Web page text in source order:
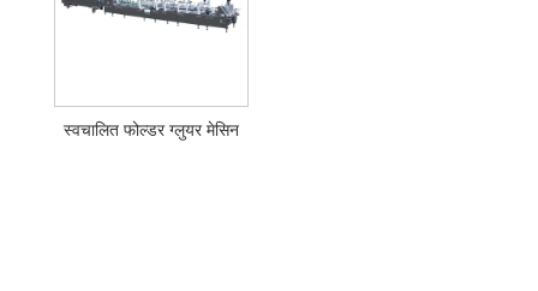
स्वचालित फोल्डर ग्लुयर मेसिन